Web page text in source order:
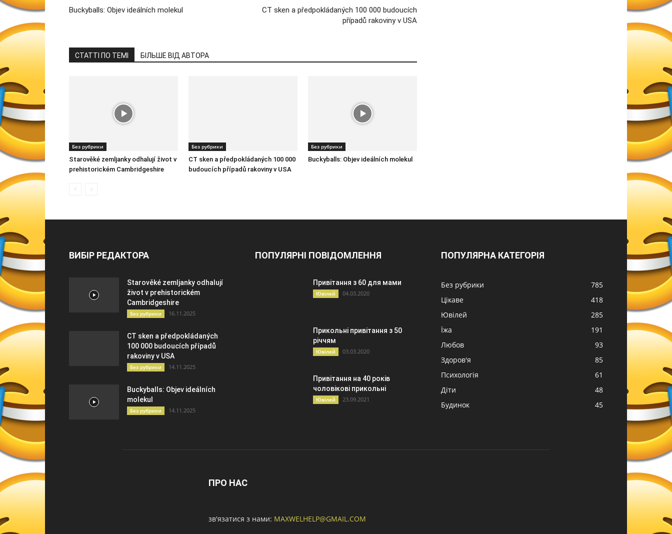
Buckyballs: Objev ideálních molekul
CT sken a předpokládaných 100 000 budoucích
případů rakoviny v USA
СТАТТІ ПО ТЕМІ БІЛЬШЕ ВІД АВТОРА
Без рубрики
Starověké zemljanky odhalují život v
prehistorickém Cambridgeshire
Без рубрики
CT sken a předpokládaných 100 000
budoucích případů rakoviny v USA
Без рубрики
Buckyballs: Objev ideálních molekul
ВИБІР РЕДАКТОРА
Starověké zemljanky odhalují
život v prehistorickém
Cambridgeshire
Без рубрики 16.11.2025
CT sken a předpokládaných
100 000 budoucích případů
rakoviny v USA
Без рубрики 14.11.2025
Buckyballs: Objev ideálních
molekul
Без рубрики 14.11.2025
ПОПУЛЯРНІ ПОВІДОМЛЕННЯ
Привітання з 60 для мами
Ювілей 04.03.2020
Прикольні привітання з 50
річчям
Ювілей 03.03.2020
Привітання на 40 років
чоловікові прикольні
Ювілей 23.09.2021
ПОПУЛЯРНА КАТЕГОРІЯ
Без рубрики
785
Цікаве
418
Ювілей
285
Їжа
191
Любов
93
Здоров'я
85
Психологія
61
Діти
48
Будинок
45
ПРО НАС
зв'язатися з нами: MAXWELHELP@GMAIL.COM